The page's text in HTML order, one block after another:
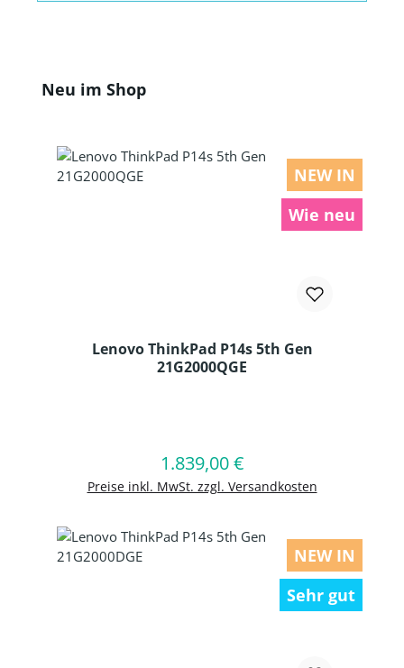
Produktgalerie überspringen
Neu im Shop
NEW IN
Wie neu
Lenovo ThinkPad P14s 5th Gen
21G2000QGE
Regulärer Preis:
1.839,00 €
Preise inkl. MwSt. zzgl. Versandkosten
In den Warenkorb
NEW IN
Sehr gut